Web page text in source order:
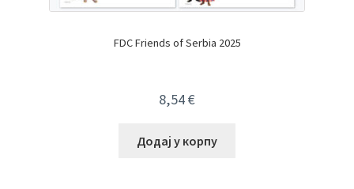
FDC Friends of Serbia 2025
8,54€
Додај у корпу